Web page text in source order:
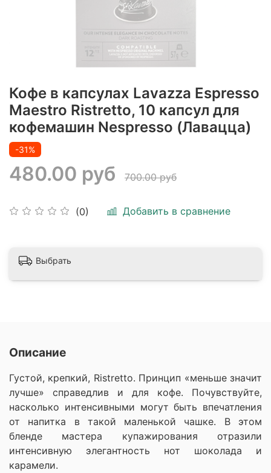
Кофе в капсулах Lavazza Espresso
Maestro Ristretto, 10 капсул для
кофемашин Nespresso (Лавацца)
(0) Добавить в сравнение
-31%
480.00 руб 700.00 руб
Выбрать
Описание
Густой, крепкий, Ristretto. Принцип «меньше значит
лучше» справедлив и для кофе. Почувствуйте,
насколько интенсивными могут быть впечатления
от напитка в такой маленькой чашке. В этом
бленде мастера купажирования отразили
интенсивную элегантность нот шоколада и
карамели.